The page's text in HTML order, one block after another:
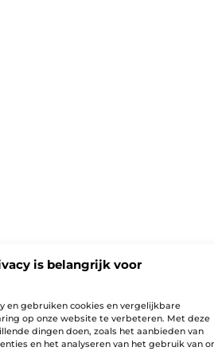
is belangrijk voor
en gebruiken cookies en vergelijkbare
op onze website te verbeteren. Met deze
dingen doen, zoals het aanbieden van
en het analyseren van het gebruik van